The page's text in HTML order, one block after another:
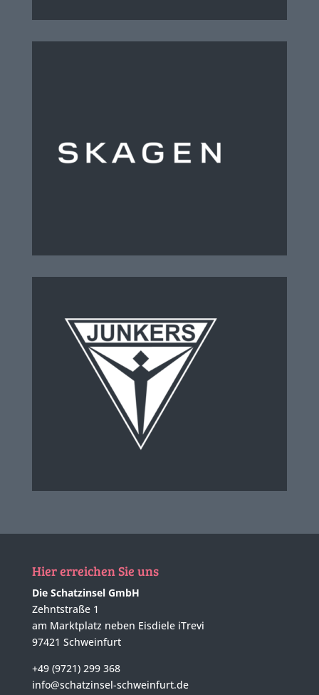
Hier erreichen Sie uns
Die Schatzinsel GmbH
Zehntstraße 1
am Marktplatz neben Eisdiele iTrevi
97421 Schweinfurt
+49 (9721) 299 368
info@schatzinsel-schweinfurt.de